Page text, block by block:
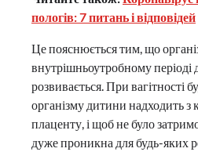
пологів: 7 питань і відповідей
Це пояснюється тим, що
внутрішньоутробному періоді
розвивається. При вагітності
організму дитини надходить з
плаценту, і щоб не було
дуже проникна для будь-яких